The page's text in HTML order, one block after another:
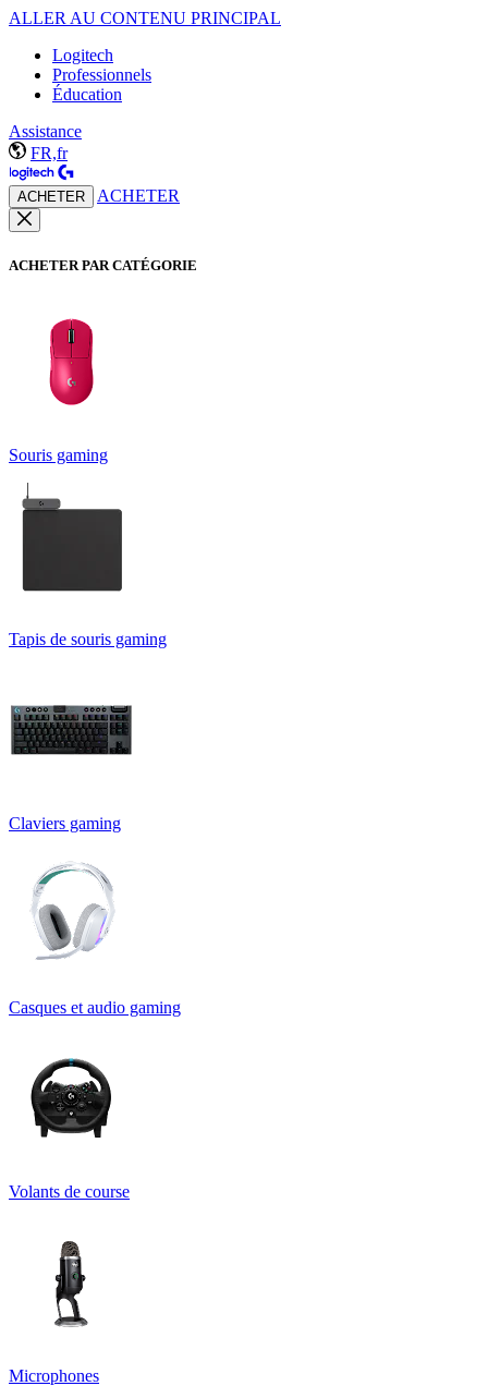
ALLER AU CONTENU PRINCIPAL
Logitech
Professionnels
Éducation
Assistance
FR,fr
ACHETER ACHETER
ACHETER PAR CATÉGORIE
Souris gaming
Tapis de souris gaming
Claviers gaming
Casques et audio gaming
Volants de course
Microphones